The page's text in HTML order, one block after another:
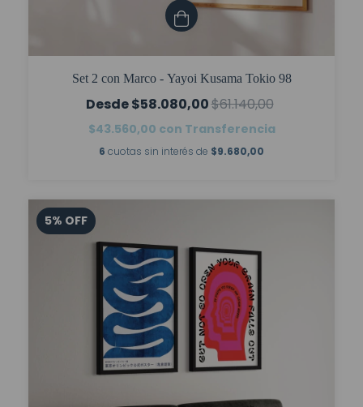
Set 2 con Marco - Yayoi Kusama Tokio 98
$58.080,00$61.140,00
$43.560,00 con Transferencia
6 cuotas sin interés de $9.680,00
5% OFF